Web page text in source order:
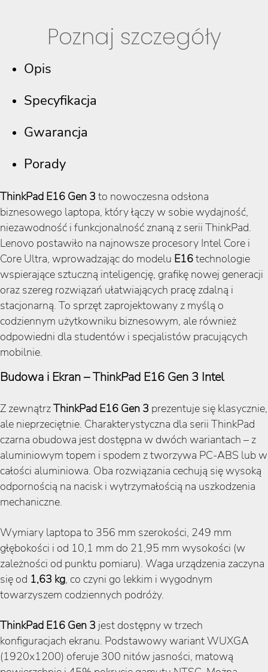
Poznaj szczegóły
Opis
Specyfikacja
Gwarancja
Porady
ThinkPad E16 Gen 3 to nowoczesna odsłona
biznesowego laptopa, który łączy w sobie wydajność,
niezawodność i funkcjonalność znaną z serii ThinkPad.
Lenovo postawiło na najnowsze procesory Intel Core i
Core Ultra, wprowadzając do modelu E16technologie
wspierające sztuczną inteligencję, grafikę nowej generacji
oraz szereg rozwiązań ułatwiających pracę zdalną i
stacjonarną. To sprzęt zaprojektowany z myślą o
codziennym użytkowniku biznesowym, ale również
odpowiedni dla studentów i specjalistów pracujących
mobilnie.
Budowa i Ekran – ThinkPad E16 Gen 3 Intel
Z zewnątrzThinkPad E16 Gen 3 prezentuje się klasycznie,
ale nieprzeciętnie. Charakterystyczna dla serii ThinkPad
czarna obudowa jest dostępna w dwóch wariantach – z
aluminiowym topem i spodem z tworzywa PC-ABS lub w
całości aluminiowa. Oba rozwiązania cechują się wysoką
odpornością na nacisk i wytrzymałością na uszkodzenia
mechaniczne.
Wymiary laptopa to 356 mm szerokości, 249 mm
głębokości i od 10,1 mm do 21,95 mm wysokości (w
zależności od punktu pomiaru). Waga urządzenia zaczyna
się od 1,63 kg, co czyni go lekkim i wygodnym
towarzyszem codziennych podróży.
ThinkPad E16 Gen 3 jest dostępny w trzech
konfiguracjach ekranu. Podstawowy wariant WUXGA
(1920x1200) oferuje 300 nitów jasności, matową